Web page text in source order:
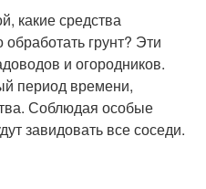
какие средства
грунт? Эти
и огородников.
период времени,
Соблюдая особые
завидовать все соседи.